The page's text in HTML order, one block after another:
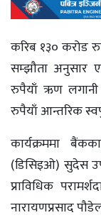
करिब १३० करोड
सम्झौता अनुसार
रुपैयाँ ऋण लगानी
रुपैयाँ आन्तरिक
कार्यक्रममा
(डिसिइओ) सुदेस
प्राविधिक
नारायणप्रसाद